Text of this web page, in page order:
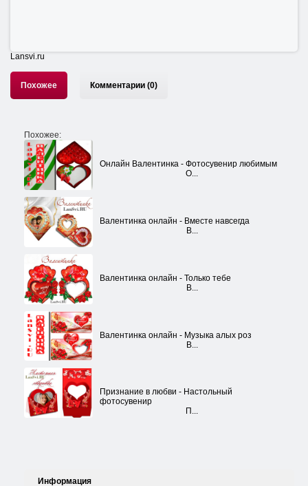
Lansvi.ru
Похожее Комментарии (0)
Похожее:
Онлайн Валентинка - Фотосувенир любимым
О...
Валентинка онлайн - Вместе навсегда
В...
Валентинка онлайн - Только тебе
В...
Валентинка онлайн - Музыка алых роз
В...
Признание в любви - Настольный
фотосувенир
П...
Информация